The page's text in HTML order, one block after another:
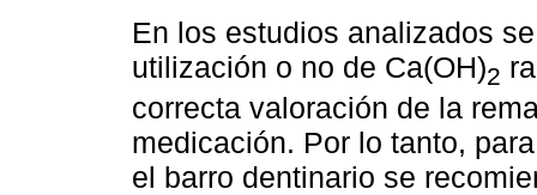
En los estudios analizados
utilización o no de Ca(OH)2
correcta valoración de la
medicación. Por lo tanto,
el barro dentinario se